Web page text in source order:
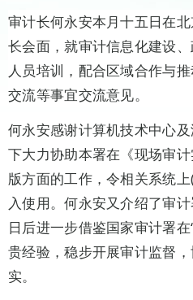
审计长何永安本月十五日在
长会面，就审计信息化建设
人员培训，配合区域合作与
交流等事宜交流意见。
何永安感谢计算机技术中心
下大力协助本署在《现场审
版方面的工作，令相关系统
入使用。何永安又介绍了审
日后进一步借鉴国家审计署
贵经验，稳步开展审计监督
实。